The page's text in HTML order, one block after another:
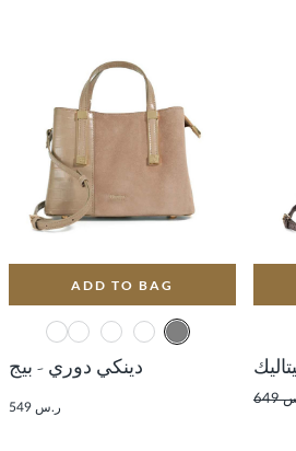
ADD TO BAG
دينكي دوري - بيج
ر.س 549